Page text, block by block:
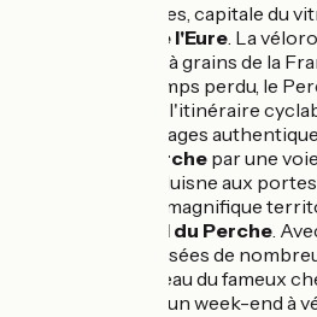
On quitte Chartres, capitale du
belle vallée de l'Eure. La
, grenier à grains de la
recherche du temps perdu, le
remarquable sur l'itinéraire
traverse les paysages
province du Perche par une
De Condé-sur-Huisne aux portes
piste traverse le magnifique
naturel régional du Perche.
campagnes tapissées de
manoirs, le berceau du fameux
décor idéal pour un week-end à